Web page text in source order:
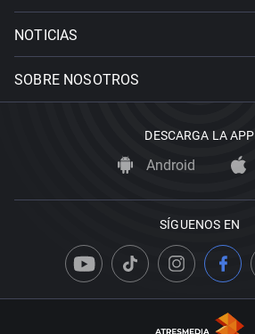
NOTICIAS
SOBRE NOSOTROS
DESCARGA LA APP
Android
SÍGUENOS EN